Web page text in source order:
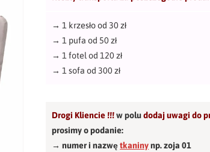
→1 krzesło od 30 zł
→1 pufa od 50 zł
→ 1 fotel od 120 zł
→1 sofa od 300 zł
Drogi Kliencie !!!w poludodaj uwagi do
prosimy o podanie:
→ numer i nazwętkaninynp. zoja 01